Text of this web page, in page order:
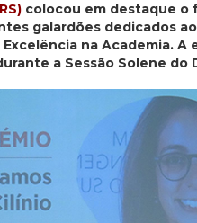
colocou em destaque o
galardões dedicados
Excelência na Academia.
a Sessão Solene do